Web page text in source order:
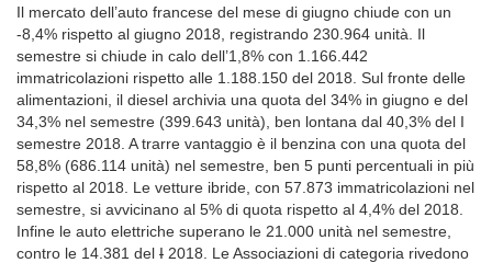
Il mercato dell’auto francese del mese di giugno chiude con un
-8,4% rispetto al giugno 2018, registrando 230.964 unità. Il
semestre si chiude in calo dell’1,8% con 1.166.442
immatricolazioni rispetto alle 1.188.150 del 2018. Sul fronte delle
alimentazioni, il diesel archivia una quota del 34% in giugno e del
34,3% nel semestre (399.643 unità), ben lontana dal 40,3% del I
semestre 2018. A trarre vantaggio è il benzina con una quota del
58,8% (686.114 unità) nel semestre, ben 5 punti percentuali in più
rispetto al 2018. Le vetture ibride, con 57.873 immatricolazioni nel
semestre, si avvicinano al 5% di quota rispetto al 4,4% del 2018.
Infine le auto elettriche superano le 21.000 unità nel semestre,
contro le 14.381 del I 2018. Le Associazioni di categoria rivedono